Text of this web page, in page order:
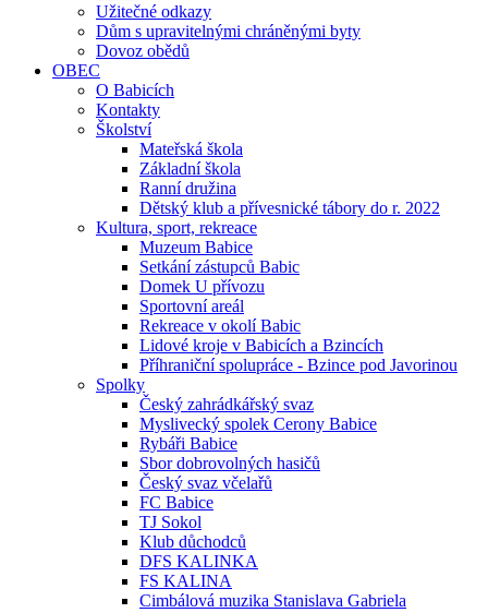
Užitečné odkazy
Dům s upravitelnými chráněnými byty
Dovoz obědů
OBEC
O Babicích
Kontakty
Školství
Mateřská škola
Základní škola
Ranní družina
Dětský klub a přívesnické tábory do r. 2022
Kultura, sport, rekreace
Muzeum Babice
Setkání zástupců Babic
Domek U přívozu
Sportovní areál
Rekreace v okolí Babic
Lidové kroje v Babicích a Bzincích
Příhraniční spolupráce - Bzince pod Javorinou
Spolky
Český zahrádkářský svaz
Myslivecký spolek Cerony Babice
Rybáři Babice
Sbor dobrovolných hasičů
Český svaz včelařů
FC Babice
TJ Sokol
Klub důchodců
DFS KALINKA
FS KALINA
Cimbálová muzika Stanislava Gabriela